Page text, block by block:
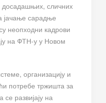
досадашњих, сличних
јачање сарадње
неопходни кадрови
на ФТН-у у Новом
организацију и
потребе тржишта за
развијају на